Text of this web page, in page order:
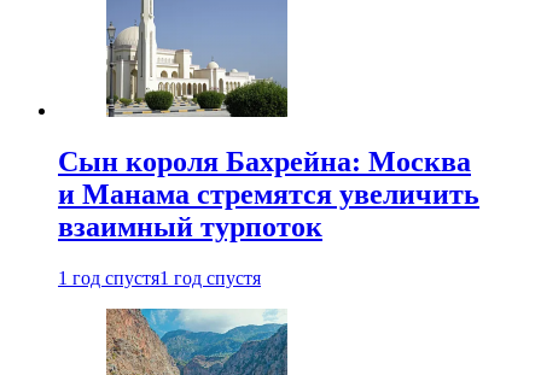
Сын короля Бахрейна: Москва
и Манама стремятся увеличить
взаимный турпоток
1 год спустя1 год спустя